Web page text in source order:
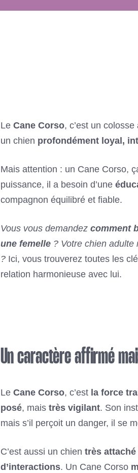
Le Cane Corso, c’est un colosse
un chien profondément loyal,
Mais attention : un Cane Corso,
puissance, il a besoin d’une
compagnon équilibré et fiable.
Vous vous demandez comment
une femelle? Votre chien adulte
? Ici, vous trouverez toutes les
relation harmonieuse avec lui.
Un caractère affirmé
Le Cane Corso, c’est la force
posé, mais très vigilant. Son
mais s’il perçoit un danger, il se
C’est aussi un chien très
d’interactions. Un Cane Corso